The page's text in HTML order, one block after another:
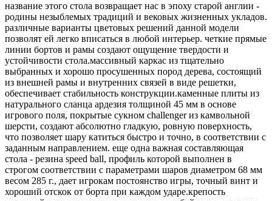
название этого стола возвращает нас в эпоху старой англии -
родины незыблемых традиций и вековых жизненных укладов.
различные варианты цветовых решений данной модели
позволят ей легко вписаться в любой интерьер. четкие прямые
линии бортов и рамы создают ощущение твердости и
устойчивости стола.массивный каркас из тщательно
выбранных и хорошо просушенных пород дерева, состоящий
из внешней рамы и внутренних связей в виде решетки,
обеспечивает стабильность конструкции.каменные плиты из
натурального сланца ардезия толщиной 45 мм в основе
игрового поля, покрытые сукном challenger из камвольной
шерсти, создают абсолютно гладкую, ровную поверхность,
что позволяет шару катиться быстро и точно, в соответствии с
заданным направлением. еще одна важная составляющая
стола - резина speed ball, профиль которой выполнен в
строгом соответствии с параметрами шаров диаметром 68 мм
весом 285 г., дает игрокам постоянство игры, точный винт и
хороший отскок от борта при каждом ударе.крепость